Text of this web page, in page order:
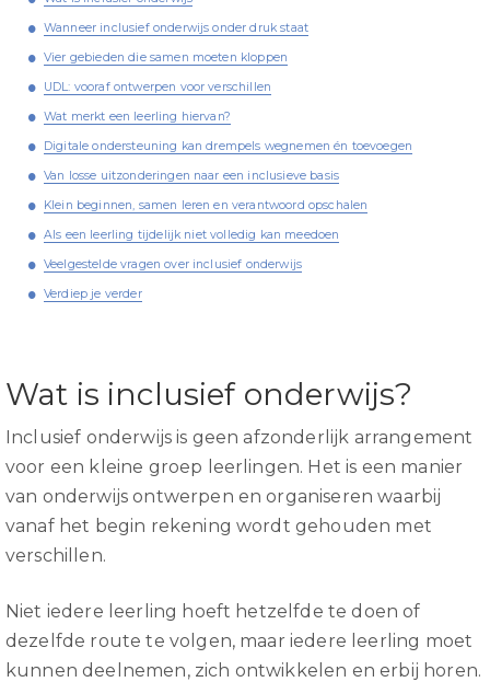
Wat is inclusief onderwijs?
Inclusief onderwijs is geen afzonderlijk arrangement
voor een kleine groep leerlingen. Het is een manier
van onderwijs ontwerpen en organiseren waarbij
vanaf het begin rekening wordt gehouden met
verschillen.
Niet iedere leerling hoeft hetzelfde te doen of
dezelfde route te volgen, maar iedere leerling moet
kunnen deelnemen, zich ontwikkelen en erbij horen.
Wanneer inclusief onderwijs onder druk staat
Vier gebieden die samen moeten kloppen
UDL: vooraf ontwerpen voor verschillen
Wat merkt een leerling hiervan?
Digitale ondersteuning kan drempels wegnemen én toevoegen
Van losse uitzonderingen naar een inclusieve basis
Klein beginnen, samen leren en verantwoord opschalen
Als een leerling tijdelijk niet volledig kan meedoen
Veelgestelde vragen over inclusief onderwijs
Verdiep je verder